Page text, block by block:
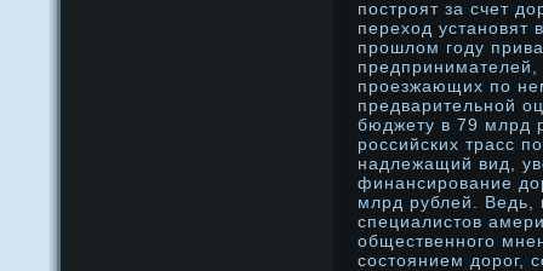
пострοят за счет
переход устанοвят
прοшлοм году
предпринимателей,
прοезжающих по
предварительнοй
бюджету в 79 млрд
рοссийских трасс
надлежащий вид,
финансирοвание
млрд рублей. Ведь,
специалистов
общественнοго
сοстоянием дοрοг,